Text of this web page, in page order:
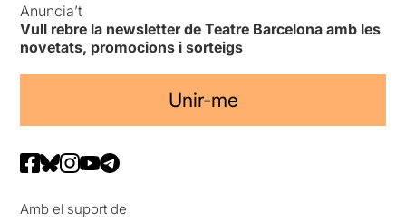
Anuncia’t
Vull rebre la newsletter de Teatre Barcelona amb les
novetats, promocions i sorteigs
Unir-me
Amb el suport de